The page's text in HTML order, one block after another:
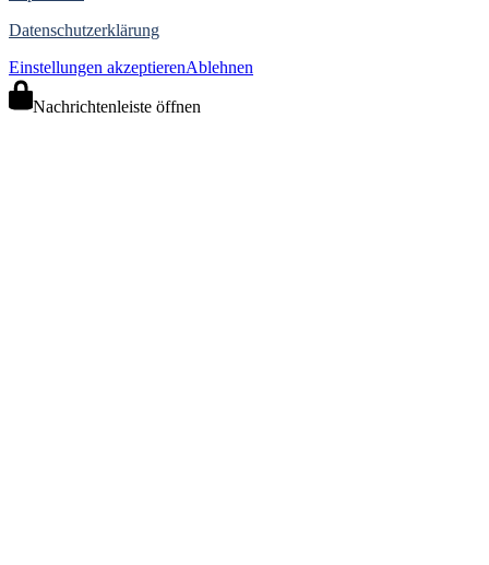
Datenschutzerklärung
Einstellungen akzeptierenAblehnen
Nachrichtenleiste öffnen